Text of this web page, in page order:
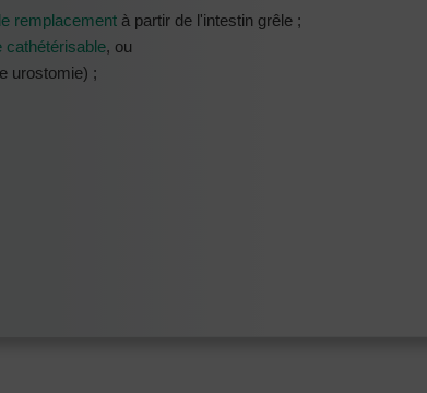
remplacement à partir de l'intestin grêle ;
cathétérisable, ou
urostomie) ;